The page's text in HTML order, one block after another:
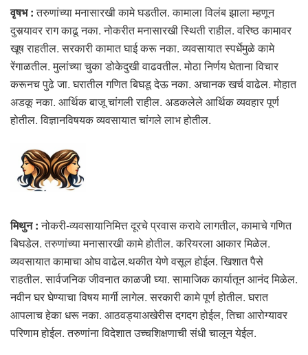
वृषभ :तरुणांच्या मनासारखी कामे घडतील. कामाला विलंब झाला म्हणून
दुसर्‍यावर राग काढू नका. नोकरीत मनासारखी स्थिती राहील. वरिष्ठ कामावर
खूष राहतील. सरकारी कामात घाई करू नका. व्यवसायात स्पर्धेमुळे कामे
रेंगाळतील. मुलांच्या चुका डोकेदुखी वाढवतील. मोठा निर्णय घेताना विचार
करूनच पुढे जा. घरातील गणित बिघडू देऊ नका. अचानक खर्च वाढेल. मोहात
अडकू नका. आर्थिक बाजू चांगली राहील. अडकलेले आर्थिक व्यवहार पूर्ण
होतील. विज्ञानविषयक व्यवसायात चांगले लाभ होतील.
मिथुन :नोकरी-व्यवसायानिमित्त दूरचे प्रवास करावे लागतील, कामाचे गणित
बिघडेल. तरुणांच्या मनासारखी कामे होतील. करियरला आकार मिळेल.
व्यवसायात कामाचा ओघ वाढेल.थकीत येणे वसूल होईल. खिशात पैसे
राहतील. सार्वजनिक जीवनात काळजी घ्या. सामाजिक कार्यातून आनंद मिळेल.
नवीन घर घेण्याचा विषय मार्गी लागेल. सरकारी कामे पूर्ण होतील. घरात
आपलाच हेका धरू नका. आठवड्याअखेरीस दगदग होईल, तिचा आरोग्यावर
परिणाम होईल. तरुणांना विदेशात उच्चशिक्षणाची संधी चालून येईल.